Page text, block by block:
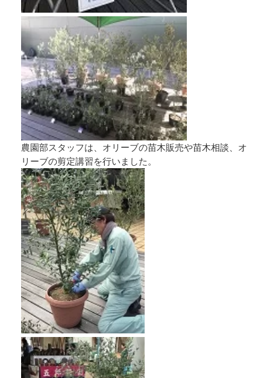
農園部スタッフは、オリーブの苗木販売や苗木相談、オ
リーブの剪定講習を行いました。